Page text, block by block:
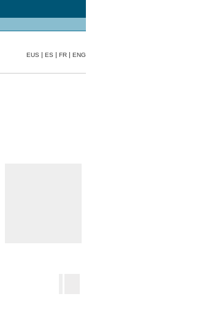
EUS | ES | FR | ENG